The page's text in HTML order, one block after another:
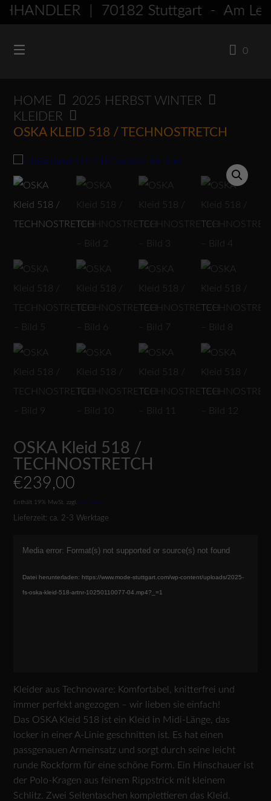
Springen
Inhalt
| 70182 Stuttgart -
0
HOME
2025 HERBST WINTER
KLEIDER
OSKA KLEID 518 / TECHNOSTRETCH
OSKA Kleid 518 /
TECHNOSTRETCH
€239,00
Enthält 19% MwSt. zzgl.Versand
Lieferzeit: ca. 2-3 Werktage
Media error: Format(s) not supported or source(s) not found
Datei herunterladen: https://www.mode-stuttgart.com/wp-content/uploads/2025-
fs-oska-kleid-518-artnr-10250110077-04.mp4?_=1
Kleider aus Technoware: Komfortabel, knitterfrei und
immer perfekt angezogen – wir lieben sie einfach!
Das OSKA Kleid 518 ist ein Kleid in Midi-Länge, das
locker in einer A-Linie geschnitten ist. Es hat einen
passgenauen Armeinsatz und sorgt durch seine leicht
runde Rockform für eine schöne Form. Ein Hinschauer ist
der Polo-Kragen aus feinem Rippstrick mit kleinem
Schlitz. Zwei Seitentaschen komplettieren das Kleid.